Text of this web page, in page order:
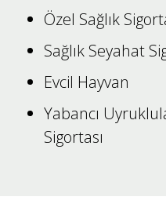
Özel Sağlık
Sağlık Seyahat
Evcil Hayvan
Yabancı
Sigortası